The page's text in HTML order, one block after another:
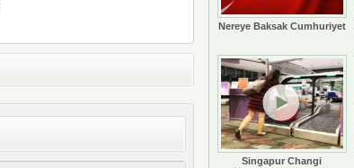
Nereye Baksak Cumhuriyet
Singapur Changi